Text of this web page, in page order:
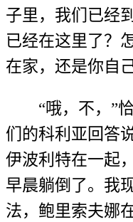
子里，我们已经
已经在这里了？
在家，还是你自
“哦，不，”
们的科利亚回答
伊波利特在一起
早晨躺倒了。我
法，鲍里索夫娜